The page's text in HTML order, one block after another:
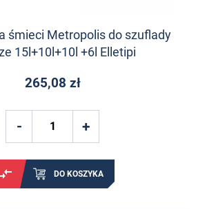
śmieci Metropolis do szuflady
15l+10l+10l +6l Elletipi
265,08 zł
DO KOSZYKA